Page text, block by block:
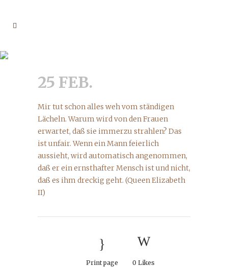
25 FEB.
Mir tut schon alles weh vom ständigen
Lächeln. Warum wird von den Frauen
erwartet, daß sie immerzu strahlen? Das
ist unfair. Wenn ein Mann feierlich
aussieht, wird automatisch angenommen,
daß er ein ernsthafter Mensch ist und nicht,
daß es ihm dreckig geht. (Queen Elizabeth
II)
Print page 0 Likes